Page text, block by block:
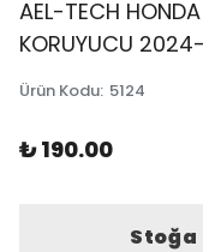
AEL-TECH
KORUYUCU
Ürün Kodu: 5124
₺ 190.00
Stoğa